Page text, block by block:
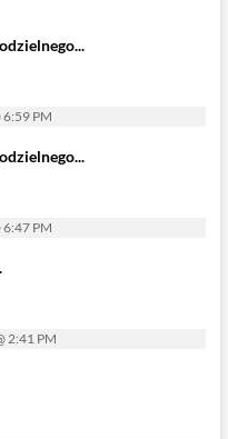
6:59 PM
6:47 PM
2:41 PM